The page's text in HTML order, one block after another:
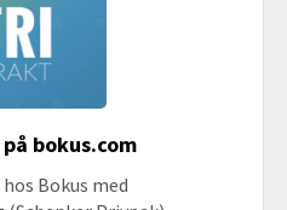
bokus.com
Bokus med